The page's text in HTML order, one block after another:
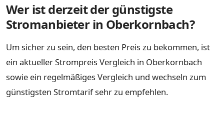
Wer ist derzeit der günstigste
Stromanbieter in Oberkornbach?
Um sicher zu sein, den besten Preis zu bekommen, ist
ein aktueller Strompreis Vergleich in Oberkornbach
sowie ein regelmäßiges Vergleich und wechseln zum
günstigsten Stromtarif sehr zu empfehlen.